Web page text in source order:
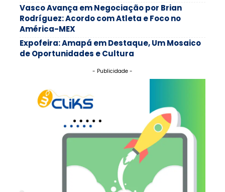
Vasco Avança em Negociação por Brian
Rodríguez: Acordo com Atleta e Foco no
América-MEX
Expofeira: Amapá em Destaque, Um Mosaico
de Oportunidades e Cultura
- Publicidade -